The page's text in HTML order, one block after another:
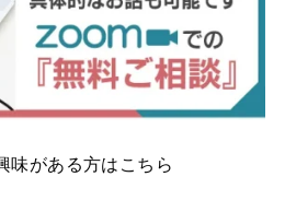
味がある方はこちら